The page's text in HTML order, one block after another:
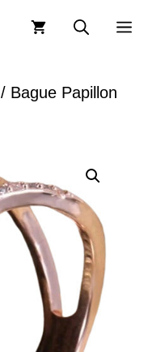
/ Bague Papillon